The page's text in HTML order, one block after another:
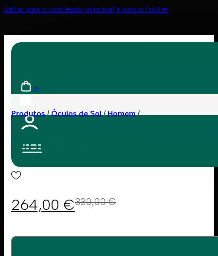
Saltar para o conteúdo principal Ir para o footer
0
Produtos Óculos de Sol Homem
Montblanc 0399S
330,00€
264,00 €